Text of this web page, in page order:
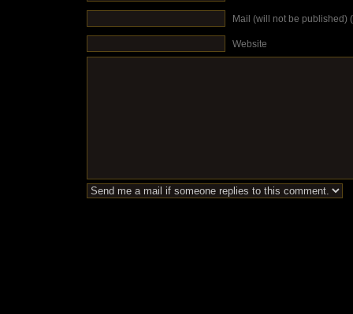
Mail (will not be published)
Website